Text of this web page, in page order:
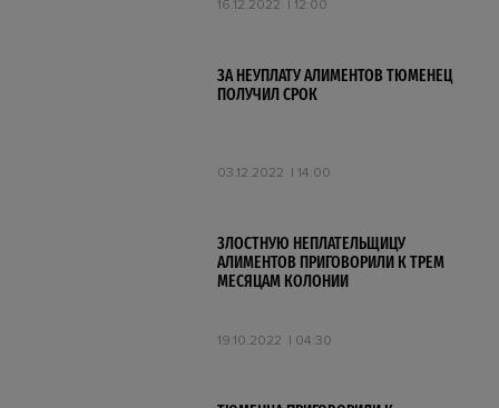
16.12.2022 12:00
ЗА НЕУПЛАТУ АЛИМЕНТОВ ТЮМЕНЕЦ
ПОЛУЧИЛ СРОК
03.12.2022 14:00
ЗЛОСТНУЮ НЕПЛАТЕЛЬЩИЦУ
АЛИМЕНТОВ ПРИГОВОРИЛИ К ТРЕМ
МЕСЯЦАМ КОЛОНИИ
19.10.2022 04:30